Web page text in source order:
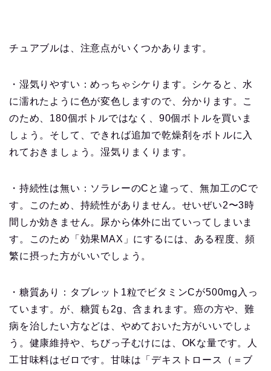
チュアブルは、注意点がいくつかあります。
・湿気りやすい：めっちゃシケります。シケると、水
に濡れたように色が変色しますので、分かります。こ
のため、180個ボトルではなく、90個ボトルを買いま
しょう。そして、できれば追加で乾燥剤をボトルに入
れておきましょう。湿気りまくります。
・持続性は無い：ソラレーのCと違って、無加工のCで
す。このため、持続性がありません。せいぜい2〜3時
間しか効きません。尿から体外に出ていってしまいま
す。このため「効果MAX」にするには、ある程度、頻
繁に摂った方がいいでしょう。
・糖質あり：タブレット1粒でビタミンCが500mg入っ
ています。が、糖質も2g、含まれます。癌の方や、難
病を治したい方などは、やめておいた方がいいでしょ
う。健康維持や、ちびっ子むけには、OKな量です。人
工甘味料はゼロです。甘味は「デキストロース（＝ブ